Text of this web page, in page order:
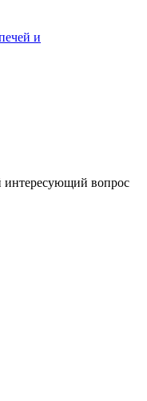
и
интересующий вопрос